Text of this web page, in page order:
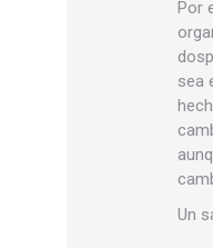
Por
sea
Un